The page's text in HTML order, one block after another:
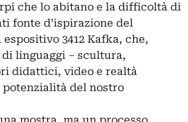
che lo abitano e la difficoltà di
fonte d’ispirazione del
3412 Kafka, che,
linguaggi – scultura,
didattici, video e realtà
del nostro